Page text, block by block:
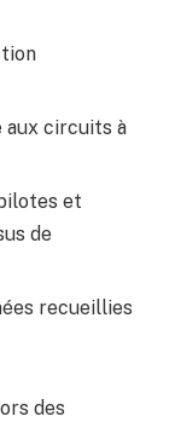
aux circuits à
et
de
recueillies
des